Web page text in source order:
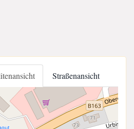
Straßenansicht